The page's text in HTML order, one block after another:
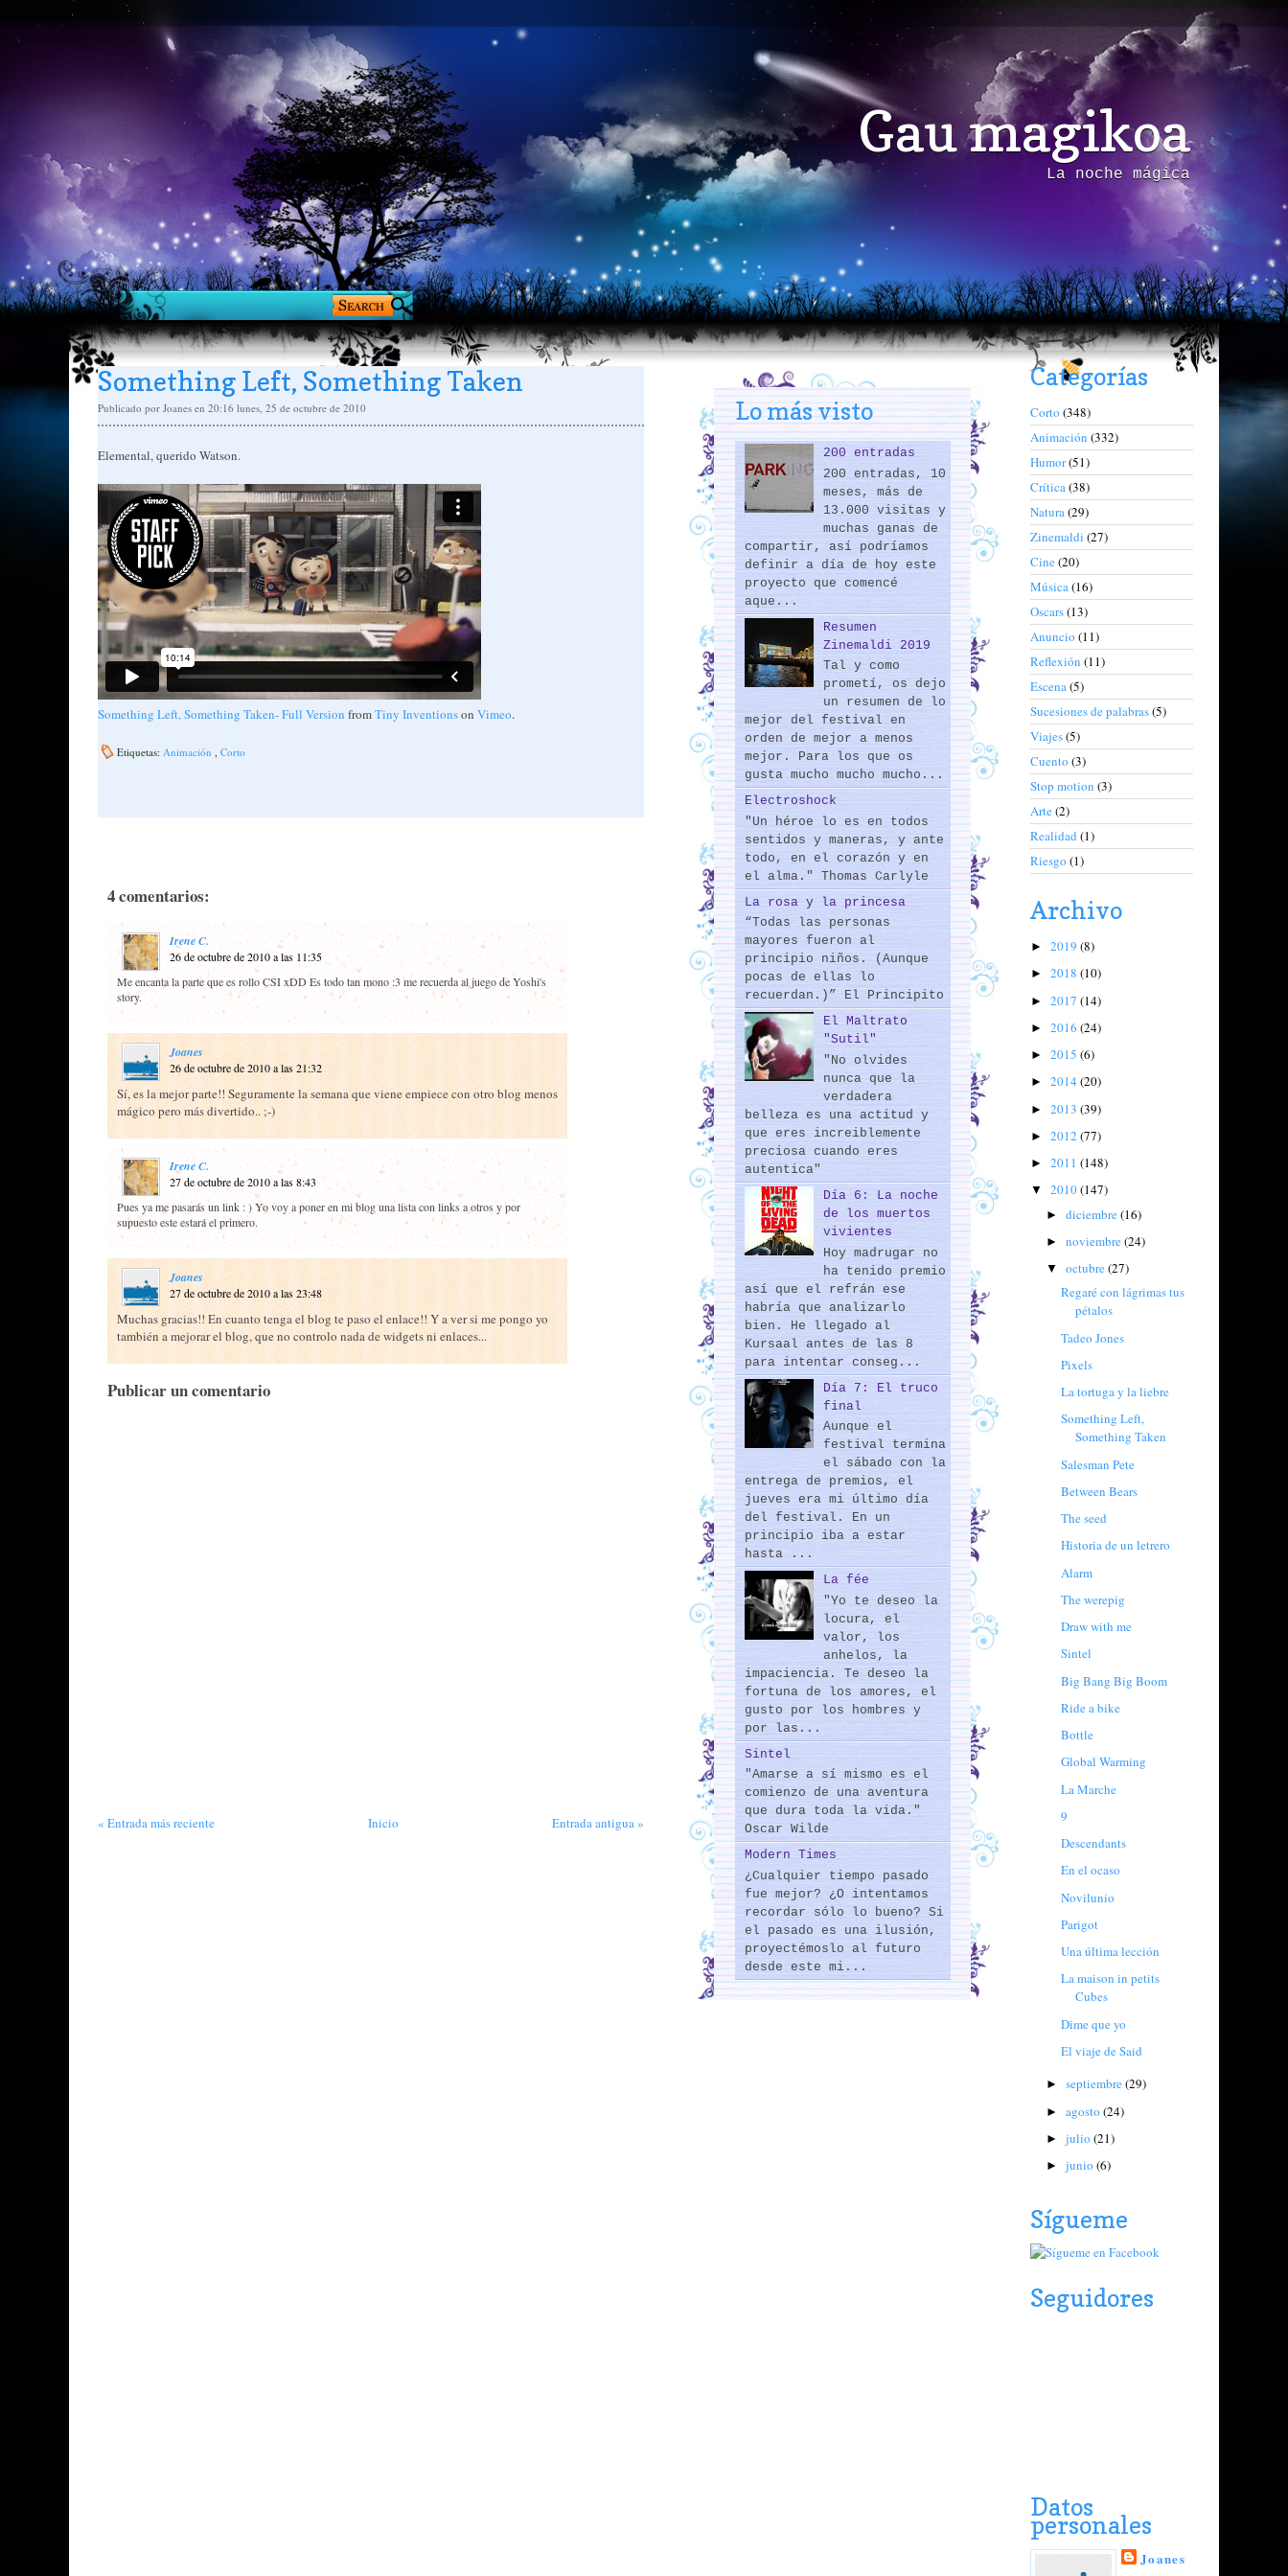
Gau magikoa
La noche mágica
Something Left, Something Taken
Publicado por Joanes en 20:16 lunes, 25 de octubre de 2010
Elemental, querido Watson.
Something Left, Something Taken- Full Version fromTiny Inventionson Vimeo.
Etiquetas: Animación Corto
4 comentarios:
Irene C.
26 de octubre de 2010 a las 11:35
Me encanta la parte que es rollo CSI xDD Es todo tan mono :3 me recuerda al juego de Yoshi's
story.
Joanes
26 de octubre de 2010 a las 21:32
Sí, es la mejor parte!! Seguramente la semana que viene empiece con otro blog menos
mágico pero más divertido.. ;-)
Irene C.
27 de octubre de 2010 a las 8:43
Pues ya me pasarás un link : ) Yo voy a poner en mi blog una lista con links a otros y por
supuesto este estará el primero.
Joanes
27 de octubre de 2010 a las 23:48
Muchas gracias!! En cuanto tenga el blog te paso el enlace!! Y a ver si me pongo yo
también a mejorar el blog, que no controlo nada de widgets ni enlaces...
Publicar un comentario
« Entrada más reciente Entrada antigua »
Inicio
Lo más visto
200 entradas
200 entradas, 10
meses, más de
13.000 visitas y
muchas ganas de
compartir, así podríamos
definir a día de hoy este
proyecto que comencé
aque...
Resumen
Zinemaldi 2019
Tal y como
prometí, os dejo
un resumen de lo
mejor del festival en
orden de mejor a menos
mejor. Para los que os
gusta mucho mucho mucho...
Electroshock
"Un héroe lo es en todos
sentidos y maneras, y ante
todo, en el corazón y en
el alma." Thomas Carlyle
La rosa y la princesa
“Todas las personas
mayores fueron al
principio niños. (Aunque
pocas de ellas lo
recuerdan.)” El Principito
El Maltrato
"Sutil"
"No olvides
nunca que la
verdadera
belleza es una actitud y
que eres increiblemente
preciosa cuando eres
autentica"
Día 6: La noche
de los muertos
vivientes
Hoy madrugar no
ha tenido premio
así que el refrán ese
habría que analizarlo
bien. He llegado al
Kursaal antes de las 8
para intentar conseg...
Día 7: El truco
final
Aunque el
festival termina
el sábado con la
entrega de premios, el
jueves era mi último día
del festival. En un
principio iba a estar
hasta ...
La fée
"Yo te deseo la
locura, el
valor, los
anhelos, la
impaciencia. Te deseo la
fortuna de los amores, el
gusto por los hombres y
por las...
Sintel
"Amarse a sí mismo es el
comienzo de una aventura
que dura toda la vida."
Oscar Wilde
Modern Times
¿Cualquier tiempo pasado
fue mejor? ¿O intentamos
recordar sólo lo bueno? Si
el pasado es una ilusión,
proyectémoslo al futuro
desde este mi...
Categorías
Corto (348)
Animación (332)
Humor(51)
Crítica(38)
Natura(29)
Zinemaldi (27)
Cine(20)
Música(16)
Oscars(13)
Anuncio (11)
Reflexión (11)
Escena(5)
Sucesiones de palabras(5)
Viajes(5)
Cuento (3)
Stop motion (3)
Arte(2)
Realidad (1)
Riesgo (1)
Archivo
► 2019 (8)
► 2018 (10)
► 2017 (14)
► 2016 (24)
► 2015 (6)
► 2014 (20)
► 2013 (39)
► 2012 (77)
► 2011 (148)
▼ 2010(147)
► diciembre(16)
► noviembre(24)
▼ octubre(27)
Regaré con lágrimas tus
pétalos
Tadeo Jones
Pixels
La tortuga y la liebre
Something Left,
Something Taken
Salesman Pete
Between Bears
The seed
Historia de un letrero
Alarm
The werepig
Draw with me
Sintel
Big Bang Big Boom
Ride a bike
Bottle
Global Warming
La Marche
9
Descendants
En el ocaso
Novilunio
Parigot
Una última lección
La maison in petits
Cubes
Dime que yo
El viaje de Said
► septiembre(29)
► agosto (24)
► julio (21)
► junio (6)
Sígueme
Seguidores
Datos
personales
Joanes